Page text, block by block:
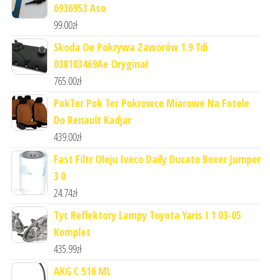
6936953 Aso
99.00zł
Skoda Oe Pokrywa Zaworów 1.9 Tdi
038103469Ae Oryginał
765.00zł
PokTer Pok Ter Pokrowce Miarowe Na Fotele
Do Renault Kadjar
439.00zł
Fast Filtr Oleju Iveco Daily Ducato Boxer Jumper
3 0
24.74zł
Tyc Reflektory Lampy Toyota Yaris I 1 03-05
Komplet
435.99zł
AKG C 516 ML